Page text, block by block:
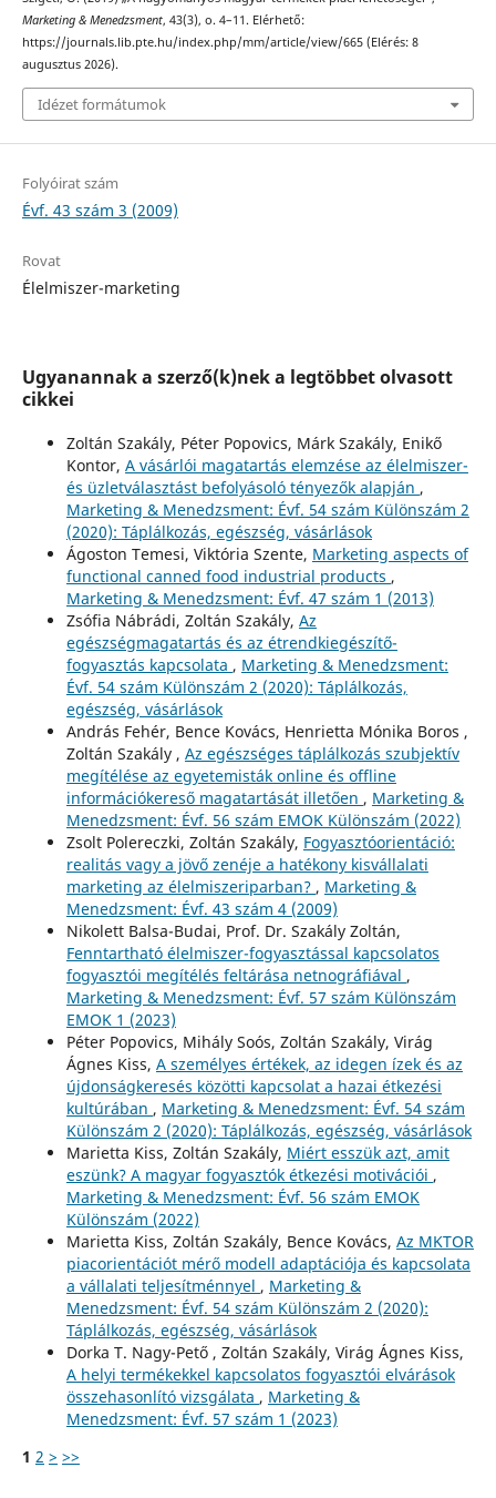
Marketing & Menedzsment, 43(3), o. 4–11. Elérhető:
https://journals.lib.pte.hu/index.php/mm/article/view/665 (Elérés: 8
augusztus 2026).
Idézet formátumok
Folyóirat szám
Évf. 43 szám 3 (2009)
Rovat
Élelmiszer-marketing
Ugyanannak a szerző(k)nek a legtöbbet olvasott
cikkei
Zoltán Szakály, Péter Popovics, Márk Szakály, Enikő
Kontor, A vásárlói magatartás elemzése az élelmiszer-
és üzletválasztást befolyásoló tényezők alapján ,
Marketing & Menedzsment: Évf. 54 szám Különszám 2
(2020): Táplálkozás, egészség, vásárlások
Ágoston Temesi, Viktória Szente, Marketing aspects of
functional canned food industrial products ,
Marketing & Menedzsment: Évf. 47 szám 1 (2013)
Zsófia Nábrádi, Zoltán Szakály, Az
egészségmagatartás és az étrendkiegészítő-
fogyasztás kapcsolata , Marketing & Menedzsment:
Évf. 54 szám Különszám 2 (2020): Táplálkozás,
egészség, vásárlások
András Fehér, Bence Kovács, Henrietta Mónika Boros ,
Zoltán Szakály , Az egészséges táplálkozás szubjektív
megítélése az egyetemisták online és offline
információkereső magatartását illetően , Marketing &
Menedzsment: Évf. 56 szám EMOK Különszám (2022)
Zsolt Polereczki, Zoltán Szakály, Fogyasztóorientáció:
realitás vagy a jövő zenéje a hatékony kisvállalati
marketing az élelmiszeriparban? , Marketing &
Menedzsment: Évf. 43 szám 4 (2009)
Nikolett Balsa-Budai, Prof. Dr. Szakály Zoltán,
Fenntartható élelmiszer-fogyasztással kapcsolatos
fogyasztói megítélés feltárása netnográfiával ,
Marketing & Menedzsment: Évf. 57 szám Különszám
EMOK 1 (2023)
Péter Popovics, Mihály Soós, Zoltán Szakály, Virág
Ágnes Kiss, A személyes értékek, az idegen ízek és az
újdonságkeresés közötti kapcsolat a hazai étkezési
kultúrában , Marketing & Menedzsment: Évf. 54 szám
Különszám 2 (2020): Táplálkozás, egészség, vásárlások
Marietta Kiss, Zoltán Szakály, Miért esszük azt, amit
eszünk? A magyar fogyasztók étkezési motivációi ,
Marketing & Menedzsment: Évf. 56 szám EMOK
Különszám (2022)
Marietta Kiss, Zoltán Szakály, Bence Kovács, Az MKTOR
piacorientációt mérő modell adaptációja és kapcsolata
a vállalati teljesítménnyel , Marketing &
Menedzsment: Évf. 54 szám Különszám 2 (2020):
Táplálkozás, egészség, vásárlások
Dorka T. Nagy-Pető , Zoltán Szakály, Virág Ágnes Kiss,
A helyi termékekkel kapcsolatos fogyasztói elvárások
összehasonlító vizsgálata , Marketing &
Menedzsment: Évf. 57 szám 1 (2023)
1 2 > >>